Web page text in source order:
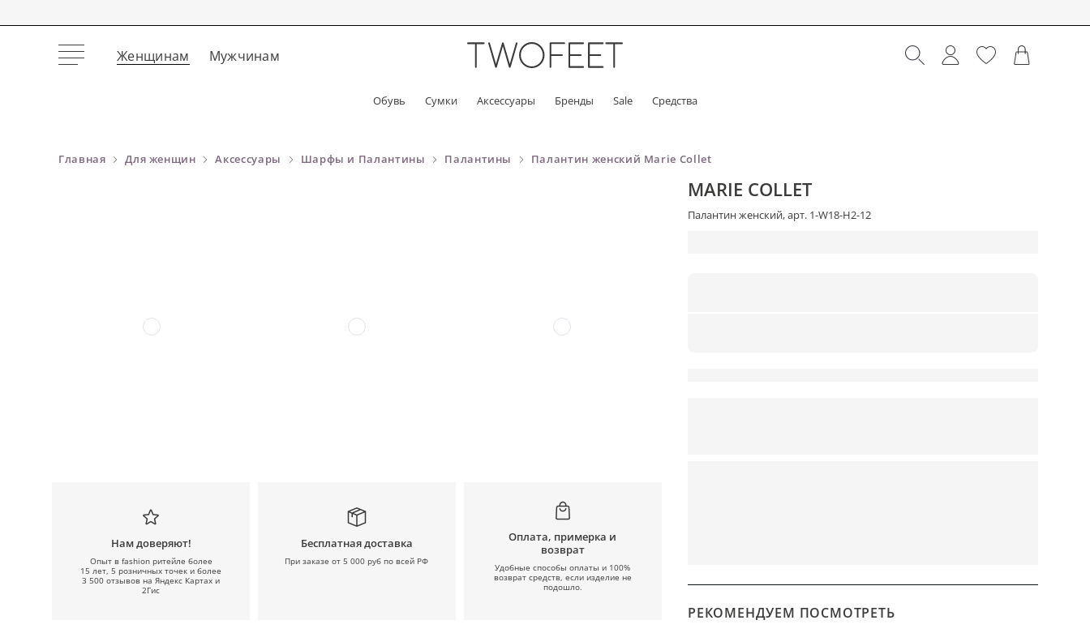
Женщинам Мужчинам
Обувь Сумки Аксессуары Бренды Sale Средства
Главная Для женщин Аксессуары Шарфы и Палантины Палантины Палантин женский Marie Collet
Нам доверяют!
Опыт в fashion ритейле более
15 лет, 5 розничных точек и более
3 500 отзывов на Яндекс Картах и
2Гис
Бесплатная доставка
При заказе от 5 000 руб по всей РФ
Оплата, примерка и
возврат
Удобные способы оплаты и 100%
возврат средств, если изделие не
подошло.
MARIE COLLET
Палантин женский, арт. 1-W18-H2-12
РЕКОМЕНДУЕМ ПОСМОТРЕТЬ